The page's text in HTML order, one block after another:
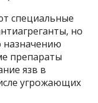
специальные
но
назначению
препараты
язв в
угрожающих